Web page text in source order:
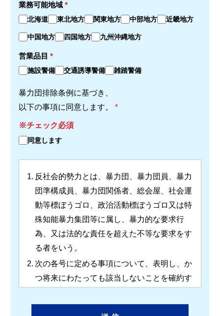
業務可能地域 *
北海道 東北地方 関東地方 中部地方 近畿地方
中国地方 四国地方 九州沖縄地方
営業品目 *
施設警備 交通誘導警備 雑踏警備
暴力団排除条例に基づき、
以下の事項に同意します。
*
※チェック必須
同意します
1. 反社会的勢力とは、暴力団、暴力団員、暴力
団準構成員、暴力団関係者、総会屋、社会運
動等標ぼうゴロ、政治活動標ぼうゴロ又は特
殊知能暴力集団等に属し、暴力的な要求行
為、又は法的な責任を超えた不等な要求をす
る者をいう。
2. 次の各号に定める事項について、表明し、か
つ将来にわたっても該当しないことを確約す